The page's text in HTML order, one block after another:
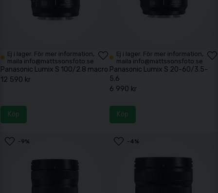
Ej i lager. För mer information,
maila info@mattssonsfoto.se
Panasonic Lumix S 100/2.8 macro
12 590 kr
Köp
Ej i lager. För mer information,
maila info@mattssonsfoto.se
Panasonic Lumix S 20-60/3.5-
5.6
6 990 kr
Köp
-9% -4%